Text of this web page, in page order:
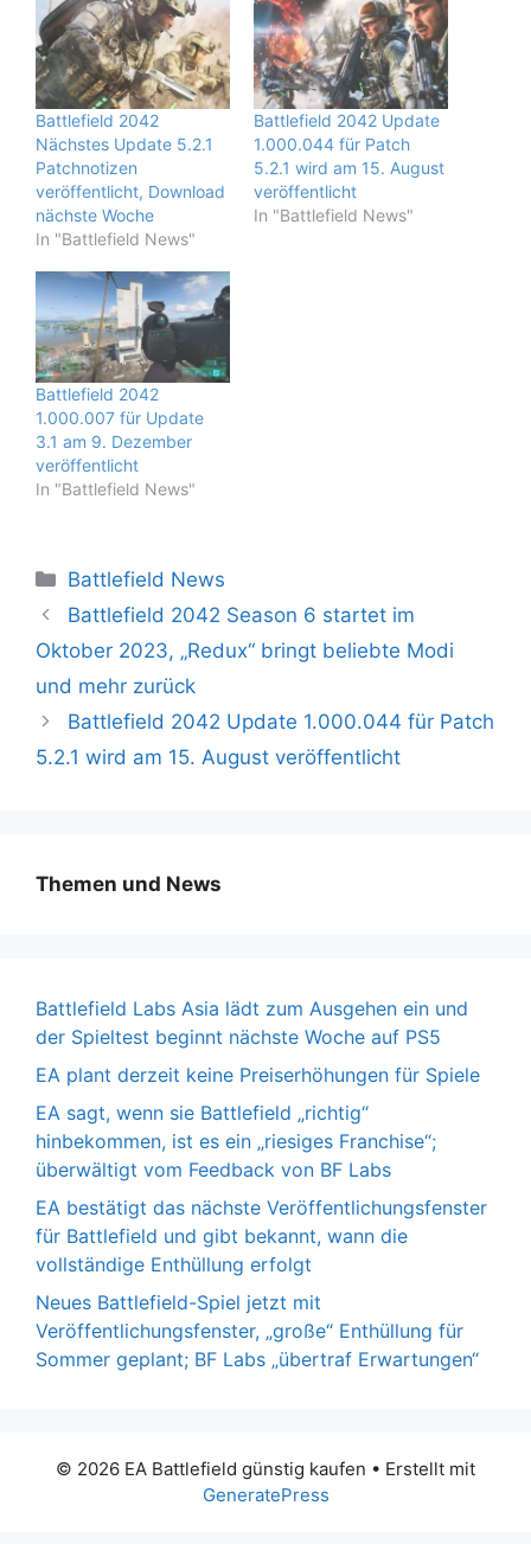
Battlefield 2042
Nächstes Update 5.2.1
Patchnotizen
veröffentlicht, Download
nächste Woche
In "Battlefield News"
Battlefield 2042 Update
1.000.044 für Patch
5.2.1 wird am 15. August
veröffentlicht
In "Battlefield News"
Battlefield 2042
1.000.007 für Update
3.1 am 9. Dezember
veröffentlicht
In "Battlefield News"
Kategorien
Battlefield News
Battlefield 2042 Season 6 startet im
Oktober 2023, „Redux“ bringt beliebte Modi
und mehr zurück
Battlefield 2042 Update 1.000.044 für Patch
5.2.1 wird am 15. August veröffentlicht
Themen und News
Battlefield Labs Asia lädt zum Ausgehen ein und
der Spieltest beginnt nächste Woche auf PS5
EA plant derzeit keine Preiserhöhungen für Spiele
EA sagt, wenn sie Battlefield „richtig“
hinbekommen, ist es ein „riesiges Franchise“;
überwältigt vom Feedback von BF Labs
EA bestätigt das nächste Veröffentlichungsfenster
für Battlefield und gibt bekannt, wann die
vollständige Enthüllung erfolgt
Neues Battlefield-Spiel jetzt mit
Veröffentlichungsfenster, „große“ Enthüllung für
Sommer geplant; BF Labs „übertraf Erwartungen“
© 2026 EA Battlefield günstig kaufen • Erstellt mit
GeneratePress